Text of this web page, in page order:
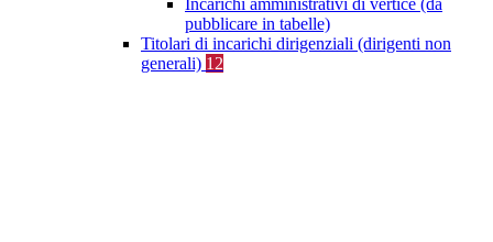
Incarichi amministrativi di vertice (da
pubblicare in tabelle)
Titolari di incarichi dirigenziali (dirigenti non
generali) 12